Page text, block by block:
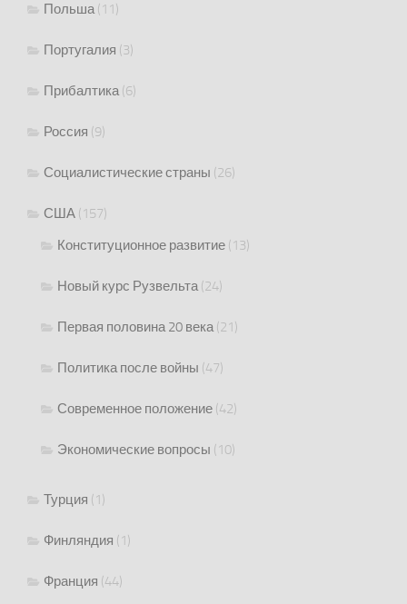
Польша(11)
Португалия (3)
Прибалтика(6)
Россия (9)
Социалистические страны (26)
США (157)
Конституционное развитие (13)
Новый курс Рузвельта(24)
Первая половина 20 века(21)
Политика после войны (47)
Современное положение (42)
Экономические вопросы (10)
Турция (1)
Финляндия (1)
Франция (44)